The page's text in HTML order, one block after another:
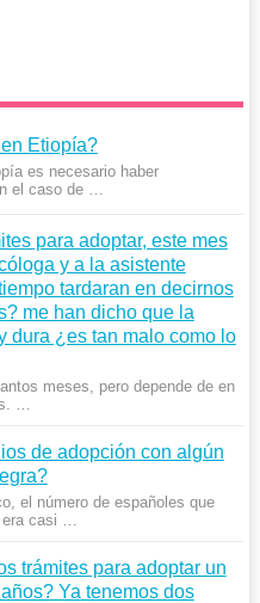
Etiopía?
es necesario haber
el caso de …
para adoptar, este mes
y a la asistente
tardaran en decirnos
me han dicho que la
dura ¿es tan malo como lo
meses, pero depende de en
…
de adopción con algún
el número de españoles que
casi …
trámites para adoptar un
Ya tenemos dos